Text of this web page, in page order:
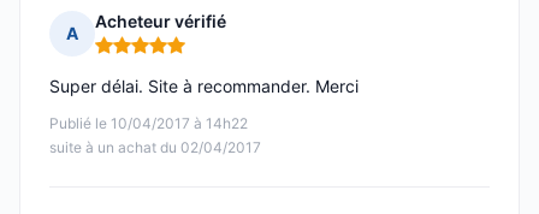
A
Acheteur vérifié
Note : 5 sur 5
Publié le 10/04/2017 à 14h22
suite à un achat du 02/04/2017
Super délai. Site à recommander. Merci